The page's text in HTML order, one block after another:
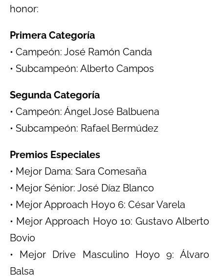
honor:
Primera Categoría
• Campeón: José Ramón Canda
• Subcampeón: Alberto Campos
Segunda Categoría
• Campeón: Ángel José Balbuena
• Subcampeón: Rafael Bermúdez
Premios Especiales
• Mejor Dama: Sara Comesaña
• Mejor Sénior: José Díaz Blanco
• Mejor Approach Hoyo 6: César Varela
• Mejor Approach Hoyo 10: Gustavo Alberto
Bovio
• Mejor Drive Masculino Hoyo 9: Álvaro
Balsa